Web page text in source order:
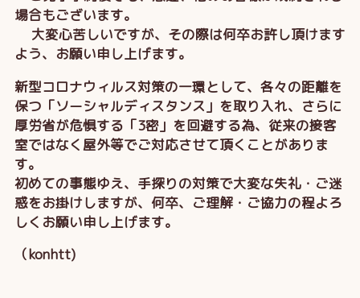
場合もございます。
大変心苦しいですが、その際は何卒お許し頂けます
よう、お願い申し上げます。
新型コロナウィルス対策の一環として、各々の距離を
保つ「ソーシャルディスタンス」を取り入れ、さらに
厚労省が危惧する「3密」を回避する為、従来の接客
室ではなく屋外等でご対応させて頂くことがありま
す。
初めての事態ゆえ、手探りの対策で大変な失礼・ご迷
惑をお掛けしますが、何卒、ご理解・ご協力の程よろ
しくお願い申し上げます。
（konhtt)